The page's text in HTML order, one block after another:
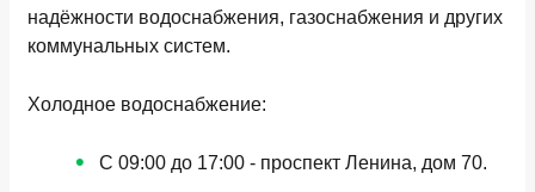
надёжности водоснабжения, газоснабжения и других
коммунальных систем.
Холодное водоснабжение:
С 09:00 до 17:00 - проспект Ленина, дом 70.